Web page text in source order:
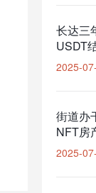
长达三
USDT
辩护的
2025-
街道办
NFT房
律依据
2025-